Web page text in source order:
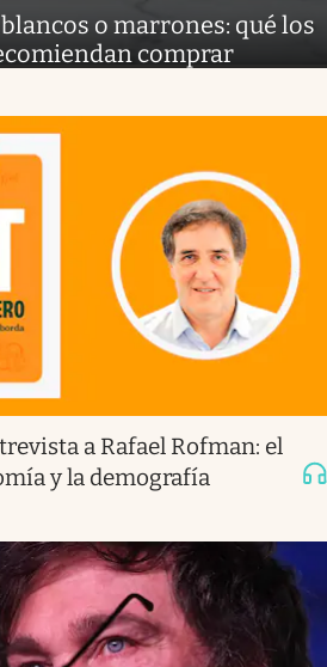
o marrones: qué los
comprar
a Rafael Rofman: el
y la demografía